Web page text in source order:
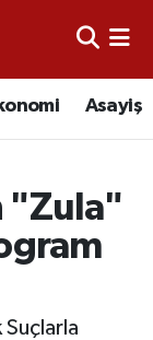
Asayiş
"Zula"
ve Fikstür